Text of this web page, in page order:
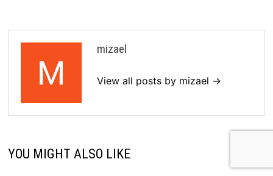
mizael
View all posts by mizael →
YOU MIGHT ALSO LIKE